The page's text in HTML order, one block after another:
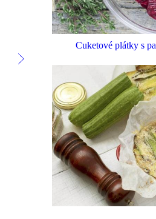
Cuketové plátky s